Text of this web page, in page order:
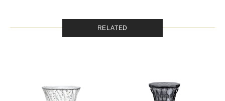
RELATED